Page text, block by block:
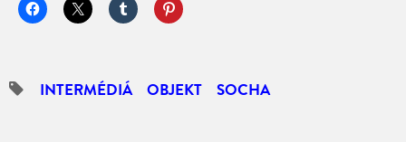
INTERMÉDIÁ OBJEKT SOCHA